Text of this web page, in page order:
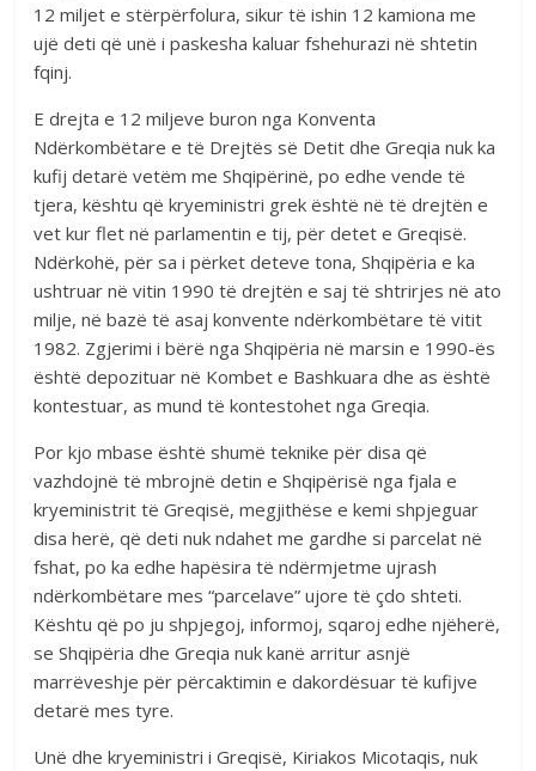
12 miljet e stërpërfolura, sikur të ishin 12 kamiona me
ujë deti që unë i paskesha kaluar fshehurazi në shtetin
fqinj.
E drejta e 12 miljeve buron nga Konventa
Ndërkombëtare e të Drejtës së Detit dhe Greqia nuk ka
kufij detarë vetëm me Shqipërinë, po edhe vende të
tjera, kështu që kryeministri grek është në të drejtën e
vet kur flet në parlamentin e tij, për detet e Greqisë.
Ndërkohë, për sa i përket deteve tona, Shqipëria e ka
ushtruar në vitin 1990 të drejtën e saj të shtrirjes në ato
milje, në bazë të asaj konvente ndërkombëtare të vitit
1982. Zgjerimi i bërë nga Shqipëria në marsin e 1990-ës
është depozituar në Kombet e Bashkuara dhe as është
kontestuar, as mund të kontestohet nga Greqia.
Por kjo mbase është shumë teknike për disa që
vazhdojnë të mbrojnë detin e Shqipërisë nga fjala e
kryeministrit të Greqisë, megjithëse e kemi shpjeguar
disa herë, që deti nuk ndahet me gardhe si parcelat në
fshat, po ka edhe hapësira të ndërmjetme ujrash
ndërkombëtare mes “parcelave” ujore të çdo shteti.
Kështu që po ju shpjegoj, informoj, sqaroj edhe njëherë,
se Shqipëria dhe Greqia nuk kanë arritur asnjë
marrëveshje për përcaktimin e dakordësuar të kufijve
detarë mes tyre.
Unë dhe kryeministri i Greqisë, Kiriakos Micotaqis, nuk